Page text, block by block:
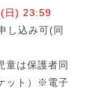
日) 23:59
し込み可(同
童は保護者同
ット）※電子